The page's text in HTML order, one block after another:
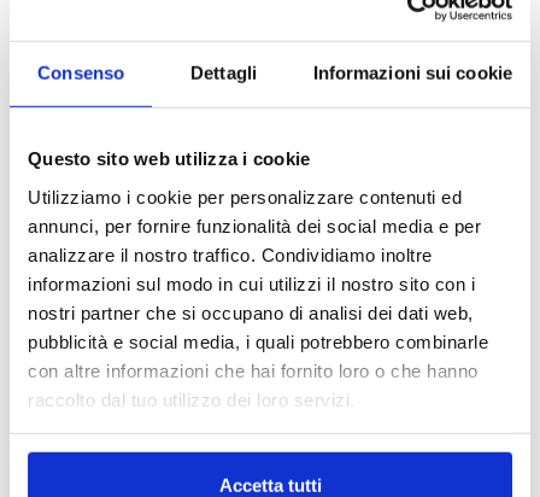
Consenso Dettagli Informazioni sui cookie
Questo sito web utilizza i cookie
Utilizziamo i cookie per personalizzare contenuti ed
annunci, per fornire funzionalità dei social media e per
analizzare il nostro traffico. Condividiamo inoltre
informazioni sul modo in cui utilizzi il nostro sito con i
nostri partner che si occupano di analisi dei dati web,
pubblicità e social media, i quali potrebbero combinarle
con altre informazioni che hai fornito loro o che hanno
raccolto dal tuo utilizzo dei loro servizi.
Accetta tutti